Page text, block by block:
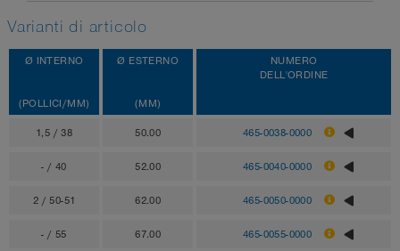
Varianti di articolo
Ø INTERNO
(POLLICI/MM)
Ø ESTERNO
(MM)
NUMERO
DELL'ORDINE
1,5 / 38 50.00 465-0038-0000
- / 40 52.00 465-0040-0000
2 / 50-51 62.00 465-0050-0000
- / 55 67.00 465-0055-0000